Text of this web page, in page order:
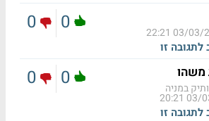
03/03/
לתגובה זו
0
0
במניה
03/03/
לתגובה זו
0
0